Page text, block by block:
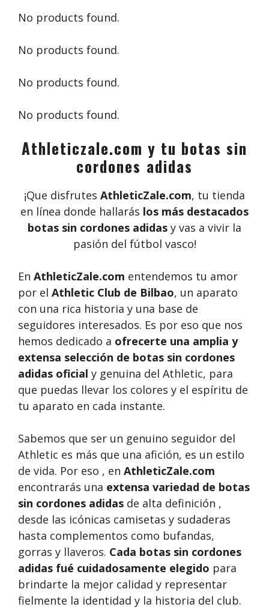
No products found.
No products found.
No products found.
No products found.
Athleticzale.com y tu botas sin
cordones adidas
¡Que disfrutes AthleticZale.com, tu tienda
en línea donde hallarás los más destacados
botas sin cordones adidas y vas a vivir la
pasión del fútbol vasco!
En AthleticZale.com entendemos tu amor
por el Athletic Club de Bilbao, un aparato
con una rica historia y una base de
seguidores interesados. Es por eso que nos
hemos dedicado a ofrecerte una amplia y
extensa selección de botas sin cordones
adidas oficial y genuina del Athletic, para
que puedas llevar los colores y el espíritu de
tu aparato en cada instante.
Sabemos que ser un genuino seguidor del
Athletic es más que una afición, es un estilo
de vida. Por eso , en AthleticZale.com
encontrarás una extensa variedad de botas
sin cordones adidas de alta definición ,
desde las icónicas camisetas y sudaderas
hasta complementos como bufandas,
gorras y llaveros. Cada botas sin cordones
adidas fué cuidadosamente elegido para
brindarte la mejor calidad y representar
fielmente la identidad y la historia del club.